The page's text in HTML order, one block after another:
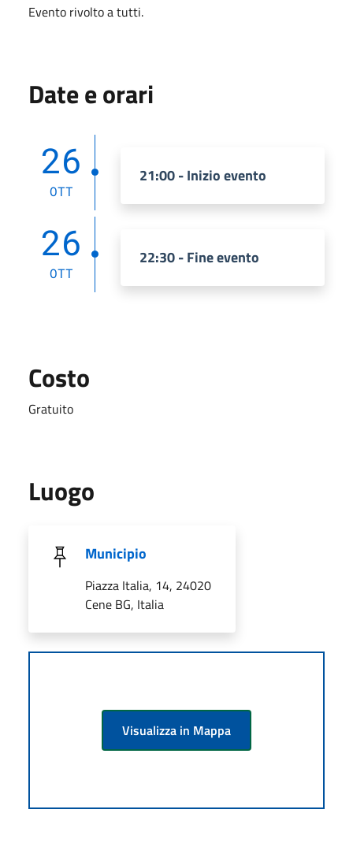
Evento rivolto a tutti.
Date e orari
26
OTT
21:00 - Inizio evento
26
OTT
22:30 - Fine evento
Costo
Gratuito
Luogo
Municipio
Piazza Italia, 14, 24020
Cene BG, Italia
Visualizza in Mappa